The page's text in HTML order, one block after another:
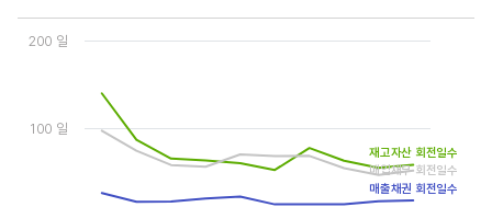
Chart
Line chart with 3 lines.
The chart has 2 Y axes displaying values, and values.
100 일
200 일
매출채권 회전일수
재고자산 회전일수
매입채무 회전일수